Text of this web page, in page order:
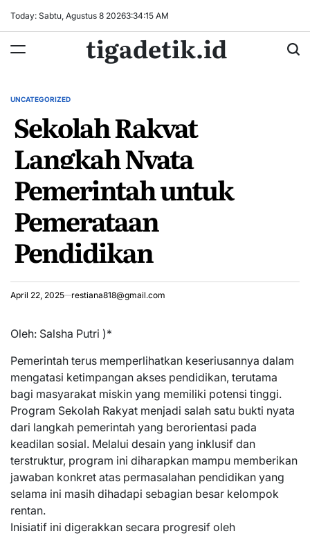
Today: Sabtu, Agustus 8 20263:34:15 AM
tigadetik.id
POSTED
UNCATEGORIZED
Sekolah Rakyat
Langkah Nyata
Pemerintah untuk
Pemerataan
Pendidikan
April 22, 2025 restiana818@gmail.com
Oleh: Salsha Putri )*
Pemerintah terus memperlihatkan keseriusannya dalam
mengatasi ketimpangan akses pendidikan, terutama
bagi masyarakat miskin yang memiliki potensi tinggi.
Program Sekolah Rakyat menjadi salah satu bukti nyata
dari langkah pemerintah yang berorientasi pada
keadilan sosial. Melalui desain yang inklusif dan
terstruktur, program ini diharapkan mampu memberikan
jawaban konkret atas permasalahan pendidikan yang
selama ini masih dihadapi sebagian besar kelompok
rentan.
Inisiatif ini digerakkan secara progresif oleh